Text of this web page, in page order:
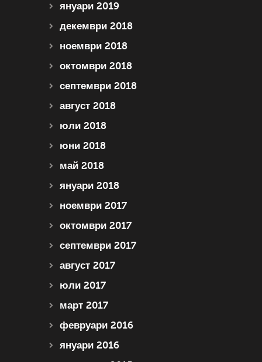
януари 2019
декември 2018
ноември 2018
октомври 2018
септември 2018
август 2018
юли 2018
юни 2018
май 2018
януари 2018
ноември 2017
октомври 2017
септември 2017
август 2017
юли 2017
март 2017
февруари 2016
януари 2016